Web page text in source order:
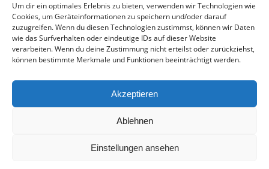
Um dir ein optimales Erlebnis zu bieten, verwenden wir Technologien wie
Cookies, um Geräteinformationen zu speichern und/oder darauf
zuzugreifen. Wenn du diesen Technologien zustimmst, können wir Daten
wie das Surfverhalten oder eindeutige IDs auf dieser Website
verarbeiten. Wenn du deine Zustimmung nicht erteilst oder zurückziehst,
können bestimmte Merkmale und Funktionen beeinträchtigt werden.
Akzeptieren
Ablehnen
Einstellungen ansehen
Tore
0:1 (6.)
1:1 T. Schulz (21.)
2:1 Heidenmann (83./Foulelfmeter)
Alle bisherigen Partien der beiden Mannschaften
anzeigen